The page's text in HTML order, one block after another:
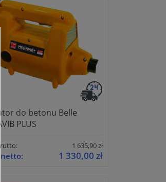
do betonu Belle
PLUS
1 635,90 zł
netto: 1 330,00 zł